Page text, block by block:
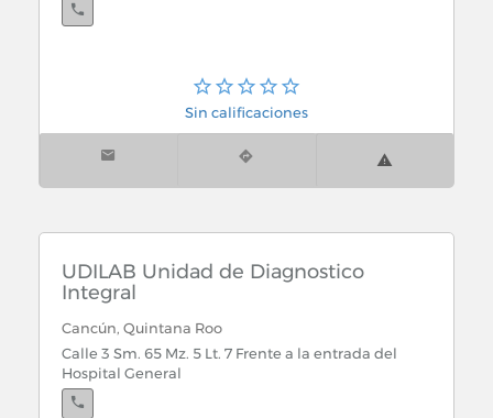
Sin calificaciones
UDILAB Unidad de Diagnostico
Integral
Cancún, Quintana Roo
Calle 3 Sm. 65 Mz. 5 Lt. 7 Frente a la entrada del
Hospital General